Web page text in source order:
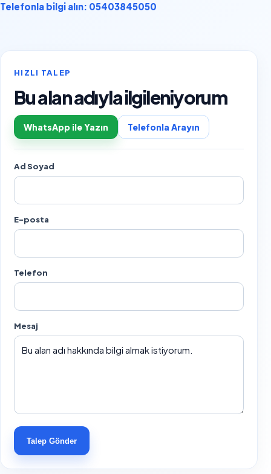
Telefonla bilgi alın: 05403845050
HIZLI TALEP
Bu alan adıyla ilgileniyorum
WhatsApp ile Yazın Telefonla Arayın
Ad Soyad
E-posta
Telefon
Mesaj
Talep Gönder